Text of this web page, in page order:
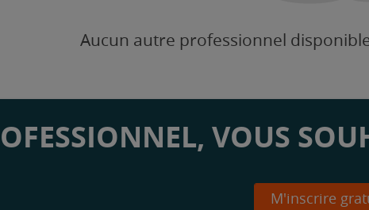
Aucun autre professionnel
VOUS
M'inscrire